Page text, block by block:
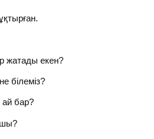
жатады екен?
білеміз?
бар?